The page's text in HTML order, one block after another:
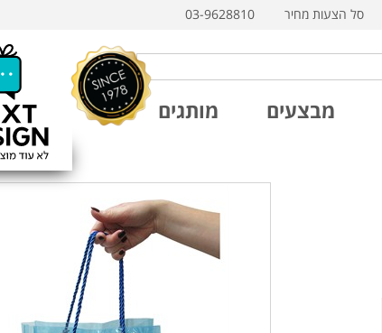
סל הצעות מחיר 03-9628810
מבצעים מותגים